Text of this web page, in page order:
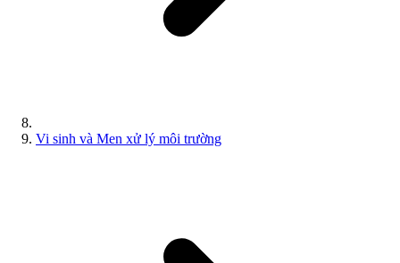
Vi sinh và Men xử lý môi trường